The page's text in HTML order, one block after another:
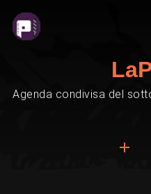
Agenda condivisa del